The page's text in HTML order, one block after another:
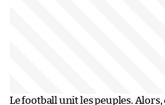
Le football unit les peuples.